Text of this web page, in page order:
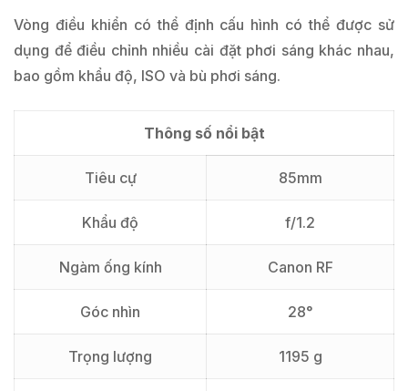
Vòng điều khiển có thể định cấu hình có thể được sử
dụng để điều chỉnh nhiều cài đặt phơi sáng khác nhau,
bao gồm khẩu độ, ISO và bù phơi sáng.
Thông số nổi bật
Tiêu cự 85mm
Khẩu độ f/1.2
Ngàm ống kính Canon RF
Góc nhìn 28°
Trọng lượng 1195 g